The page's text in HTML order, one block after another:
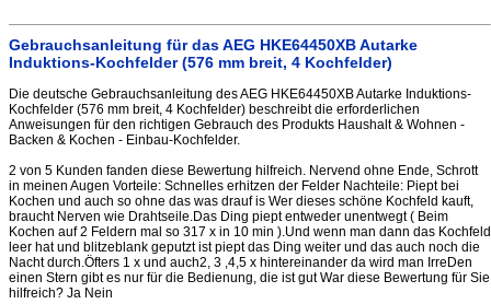
Gebrauchsanleitung für das AEG HKE64450XB Autarke
Induktions-Kochfelder (576 mm breit, 4 Kochfelder)
Die deutsche Gebrauchsanleitung des AEG HKE64450XB Autarke Induktions-
Kochfelder (576 mm breit, 4 Kochfelder) beschreibt die erforderlichen
Anweisungen für den richtigen Gebrauch des Produkts Haushalt & Wohnen -
Backen & Kochen - Einbau-Kochfelder.
2 von 5 Kunden fanden diese Bewertung hilfreich. Nervend ohne Ende, Schrott
in meinen Augen Vorteile: Schnelles erhitzen der Felder Nachteile: Piept bei
Kochen und auch so ohne das was drauf is Wer dieses schöne Kochfeld kauft,
braucht Nerven wie Drahtseile.Das Ding piept entweder unentwegt ( Beim
Kochen auf 2 Feldern mal so 317 x in 10 min ).Und wenn man dann das Kochfeld
leer hat und blitzeblank geputzt ist piept das Ding weiter und das auch noch die
Nacht durch.Öfters 1 x und auch2, 3 ,4,5 x hintereinander da wird man IrreDen
einen Stern gibt es nur für die Bedienung, die ist gut War diese Bewertung für Sie
hilfreich? Ja Nein